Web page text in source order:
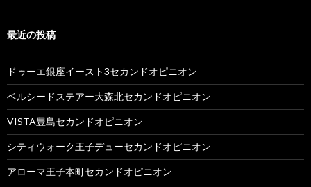
最近の投稿
ドゥーエ銀座イースト3セカンドオピニオン
ベルシードステアー大森北セカンドオピニオン
VISTA豊島セカンドオピニオン
シティウォーク王子デューセカンドオピニオン
アローマ王子本町セカンドオピニオン